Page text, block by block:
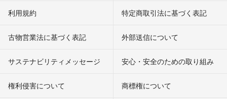
利用規約 特定商取引法に基づく表記
古物営業法に基づく表記 外部送信について
サステナビリティメッセージ 安心・安全のための取り組み
権利侵害について
商標権について